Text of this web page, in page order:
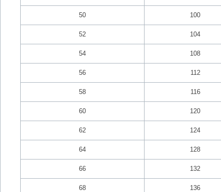
50 100
52 104
54 108
56 112
58 116
60 120
62 124
64 128
66 132
68 136